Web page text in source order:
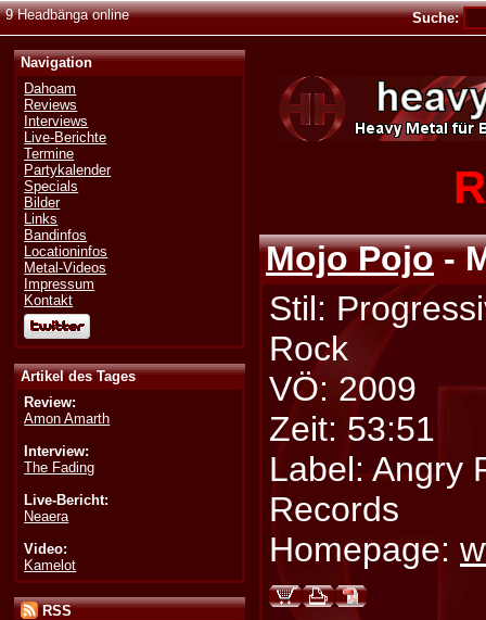
9 Headbänga online Suche:
Navigation
Dahoam
Reviews
Interviews
Live-Berichte
Termine
Partykalender
Specials
Bilder
Links
Bandinfos
Locationinfos
Metal-Videos
Impressum
Kontakt
Artikel des Tages
Review:
Amon Amarth
Interview:
The Fading
Live-Bericht:
Neaera
Video:
Kamelot
RSS
Mojo Pojo-
Stil:
Rock
VÖ: 2009
Zeit: 53:51
Label: Angry
Records
Homepage: